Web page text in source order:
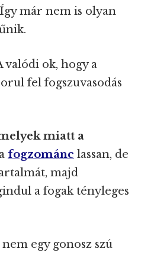
már nem is olyan
valódi ok, hogy a
fel fogszuvasodás
miatt a
fogzománc lassan, de
majd
a fogak tényleges
egy gonosz szú